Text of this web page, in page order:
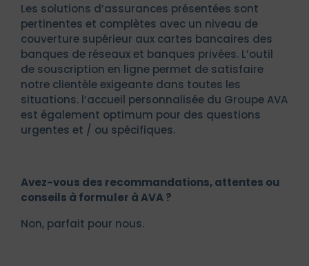
Les solutions d’assurances présentées sont
pertinentes et complètes avec un niveau de
couverture supérieur aux cartes bancaires des
banques de réseaux et banques privées. L’outil
de souscription en ligne permet de satisfaire
notre clientèle exigeante dans toutes les
situations. l’accueil personnalisée du Groupe AVA
est également optimum pour des questions
urgentes et / ou spécifiques.
Avez-vous des recommandations, attentes ou
conseils à formuler à AVA ?
Non, parfait pour nous.